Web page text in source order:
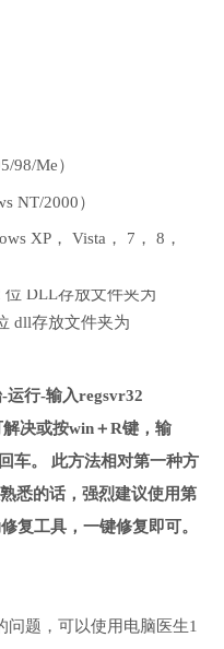
98/Me）
NT/2000）
XP， Vista， 7， 8，
位 DLL存放文件夹为
dll存放文件夹为
运行-输入regsvr32
决或按win＋R键，输
车。 此方法相对第一种方
悉的话，强烈建议使用第
复工具，一键修复即可。
题，可以使用电脑医生1